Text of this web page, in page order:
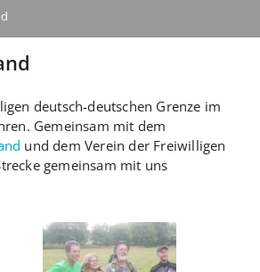
deutsch-deutschen Grenze im
Gemeinsam mit dem
und dem Verein der Freiwilligen
gemeinsam mit uns